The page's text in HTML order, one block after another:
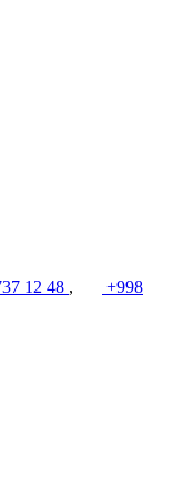
12 48 ,
+998